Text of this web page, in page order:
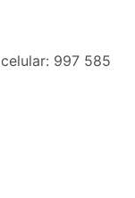
celular: 997 585